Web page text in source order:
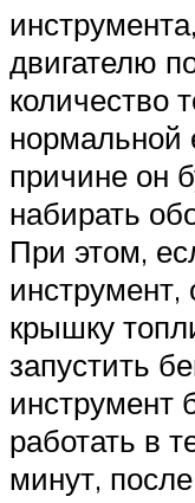
двигателю
количество
нормальной
причине он
набирать
При этом,
инструмент,
крышку
запустить
инструмент
работать в
минут,